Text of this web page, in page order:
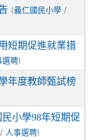
(義仁國民小學 /
短期促進就業措
選聘)
年度教師甄試榜
小學98年短期促
人事選聘)